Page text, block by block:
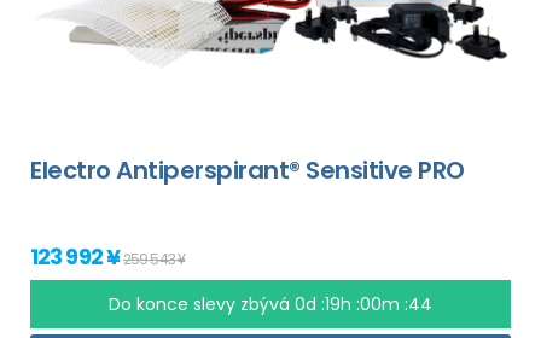
Electro Antiperspirant® Sensitive PRO
123 992 ¥259 543 ¥
Do konce slevy zbývá0d :19h :00m :43